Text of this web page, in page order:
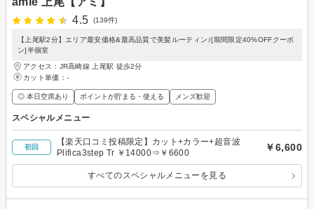
4.5
(139件)
【上尾駅2分】エリア最安価格&最高品質で美髪ルーティン♪[期間限定40%OFFクーポ
ン]半個室
アクセス：JR高崎線 上尾駅 徒歩2分
カット単価： -
◎ 本日空席あり ポイントが貯まる・使える メンズ歓迎
スペシャルメニュー
初回
【楽天口コミ投稿限定】カット+カラー+超音波
Plifica3step Tr ￥14000⇒￥6600
￥6,600
すべてのスペシャルメニューを見る